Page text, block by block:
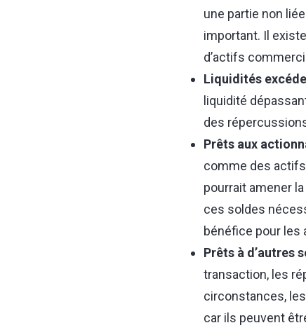
une partie non
important. Il
d’actifs
Liquidités
liquidité
des
Prêts aux
comme des
pourrait amener
ces soldes
bénéfice pour les
Prêts à d’autres
transaction, les
circonstances,
car ils peuvent